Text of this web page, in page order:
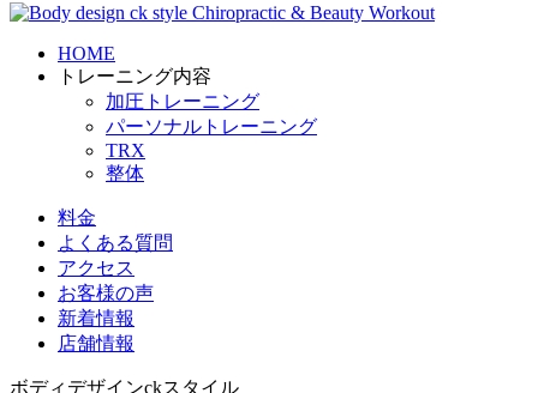
HOME
トレーニング内容
加圧トレーニング
パーソナルトレーニング
TRX
整体
料金
よくある質問
アクセス
お客様の声
新着情報
店舗情報
ボディデザインckスタイル